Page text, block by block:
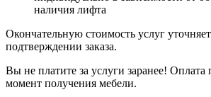
наличия лифта
Окончательную стоимость услуг
подтверждении заказа.
Вы не платите за услуги заранее! Оплата
момент получения мебели.